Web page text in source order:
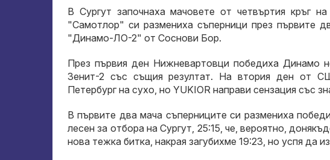
В Сургут започнаха мачовете от четвъртия
"Самотлор" си размениха съперници през първите
"Динамо-ЛО-2" от Соснови Бор.
През първия ден Нижневартовци победиха Динамо
Зенит-2 със същия резултат. На втория ден от
Петербург на сухо, но YUKIOR направи сензация със
В първите два мача съперниците си размениха
лесен за отбора на Сургут, 25:15, че, вероятно,
нова тежка битка, накрая загубихме 19:23, но успя да